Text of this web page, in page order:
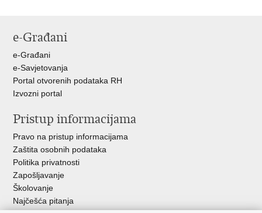
e-Građani
e-Građani
e-Savjetovanja
Portal otvorenih podataka RH
Izvozni portal
Pristup informacijama
Pravo na pristup informacijama
Zaštita osobnih podataka
Politika privatnosti
Zapošljavanje
Školovanje
Najčešća pitanja